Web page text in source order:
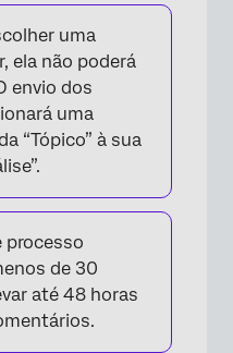
uma
ela não poderá
envio dos
uma
“Tópico” à sua
processo
de 30
até 48 horas